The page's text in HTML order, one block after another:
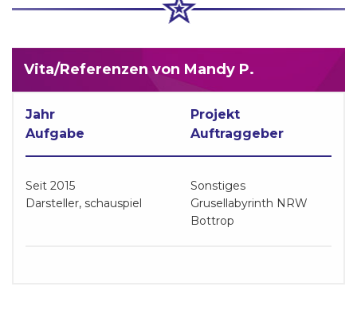
Vita/Referenzen von Mandy P.
Jahr
Projekt
Aufgabe
Auftraggeber
Seit 2015
Sonstiges
Darsteller, schauspiel
Grusellabyrinth NRW
Bottrop